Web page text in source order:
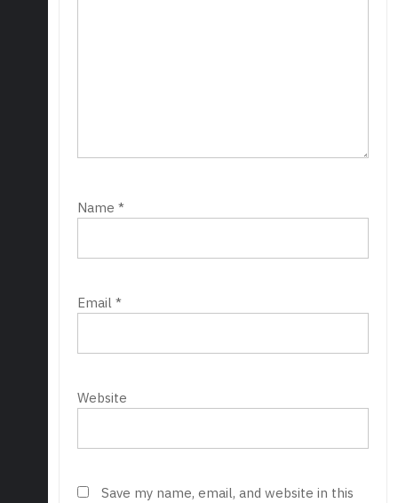
Name *
Email *
Website
Save my name, email, and website in this